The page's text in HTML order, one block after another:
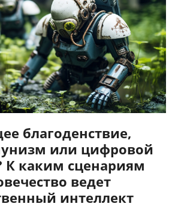
благоденствие,
или цифровой
каким сценариям
ведет
интеллект